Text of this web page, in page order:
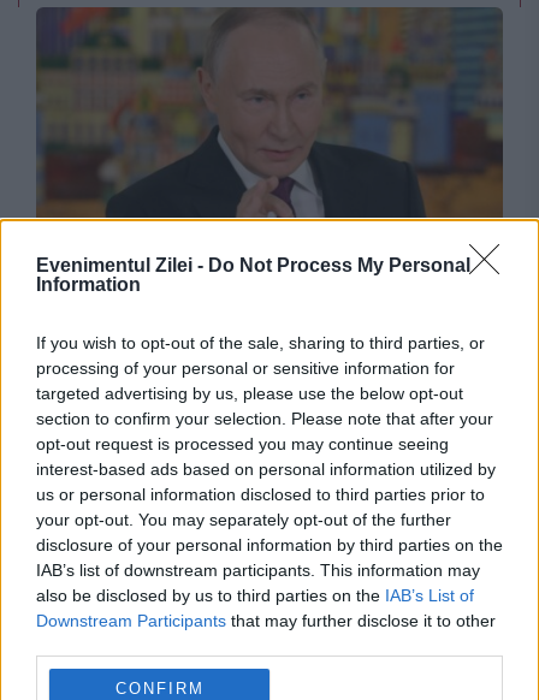
Evenimentul Zilei - Do Not Process My Personal
Information
If you wish to opt-out of the sale, sharing to third parties, or
processing of your personal or sensitive information for
targeted advertising by us, please use the below opt-out
section to confirm your selection. Please note that after your
opt-out request is processed you may continue seeing
interest-based ads based on personal information utilized by
us or personal information disclosed to third parties prior to
your opt-out. You may separately opt-out of the further
disclosure of your personal information by third parties on the
IAB’s list of downstream participants. This information may
also be disclosed by us to third parties on the IAB’s List of
Downstream Participants that may further disclose it to other
CONFIRM
Avertisment fără precedent. Rusia ar putea
ataca NATO folosind drone ucrainene. Planul
lui Putin, dezvăluit de Lituania